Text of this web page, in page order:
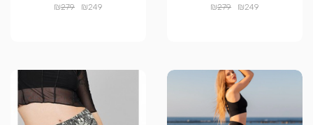
₪249
₪279
₪249
₪279